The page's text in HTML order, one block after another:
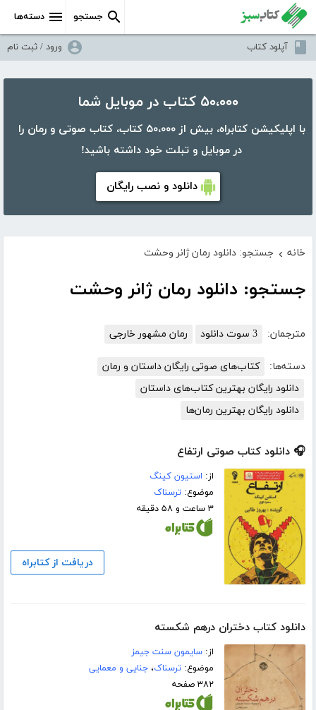
دسته‌ها جستجو
آپلود کتاب ورود / ثبت نام
۵۰،۰۰۰ کتاب در موبایل شما
با اپلیکیشن کتابراه، بیش از ۵۰،۰۰۰ کتاب، کتاب صوتی و رمان را
در موبایل و تبلت خود داشته باشید!
دانلود و نصب رایگان
خانه › جستجو: دانلود رمان ژانر وحشت
جستجو: دانلود رمان ژانر وحشت
مترجمان: 3 سوت دانلود رمان مشهور خارجی
دسته‌ها:
کتاب‌های صوتی رایگان داستان و رمان
دانلود رایگان بهترین کتاب‌های داستان
دانلود رایگان بهترین رمان‌ها
🎧 دانلود کتاب صوتی ارتفاع
از: استیون کینگ
موضوع:ترسناک
۳ ساعت و ۵۸ دقیقه
دریافت از کتابراه
دانلود کتاب دختران درهم شکسته
از:سایمون سنت جیمز
موضوع:ترسناک،جنایی و معمایی
۳۸۲ صفحه